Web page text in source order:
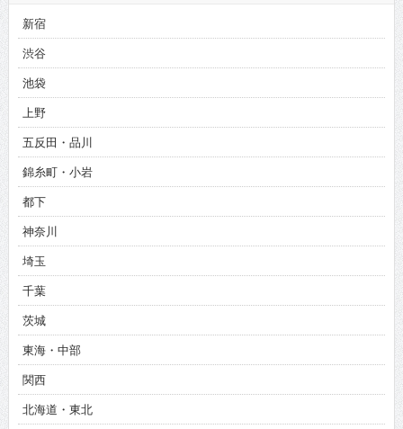
新宿
渋谷
池袋
上野
五反田・品川
錦糸町・小岩
都下
神奈川
埼玉
千葉
茨城
東海・中部
関西
北海道・東北